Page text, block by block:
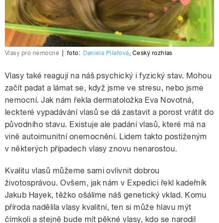
Vlasy pro nemocné foto: Daniela Pilařová, Český rozhlas
Vlasy také reagují na náš psychický i fyzický stav. Mohou
začít padat a lámat se, když jsme ve stresu, nebo jsme
nemocní. Jak nám řekla dermatoložka Eva Novotná,
leckteré vypadávání vlasů se dá zastavit a porost vrátit do
původního stavu. Existuje ale padání vlasů, které má na
vině autoimunitní onemocnění. Lidem takto postiženým
v některých případech vlasy znovu nenarostou.
Kvalitu vlasů můžeme sami ovlivnit dobrou
životosprávou. Ovšem, jak nám v Expedici řekl kadeřník
Jakub Hayek, těžko ošálíme náš genetický vklad. Komu
příroda nadělila vlasy kvalitní, ten si může hlavu mýt
čímkoli a stejně bude mít pěkné vlasy, kdo se narodil